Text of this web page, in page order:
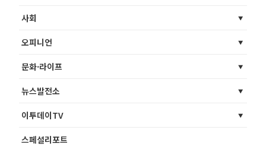
사회
오피니언
문화·라이프
뉴스발전소
이투데이TV
스페셜리포트